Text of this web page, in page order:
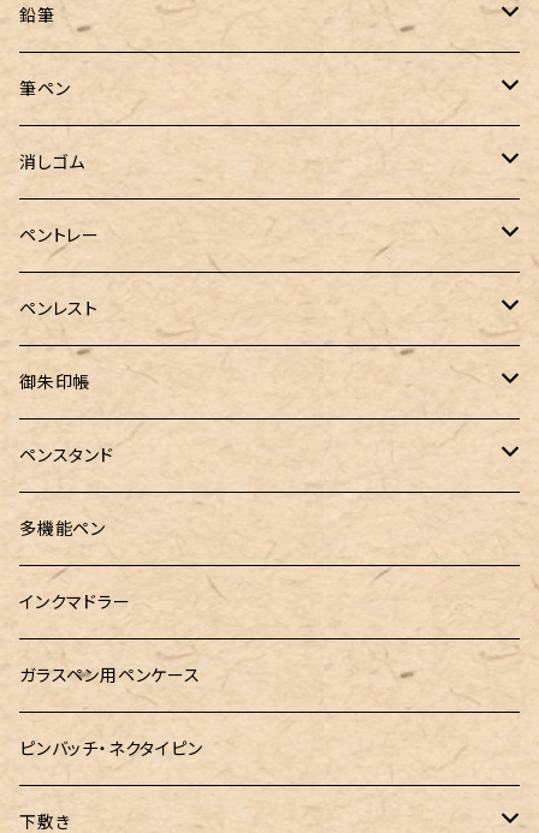
TaG サブマリン万年筆 限定ペン先ゴールドプレート
CROSS（クロス）
Sheaffer（シェーファー）
MONTEVERDE（モンテベルデ）
MONTBLANC（モンブラン）
トライカラーボールペン
バディ【Mark II(マークツー)】
HUGO BOSS (ヒューゴ ボス)
PARKER(パーカー)
CROSS(クロス)
ANTOU（アントウ）
PenC mini
スタイルフィット ゲルインク
RETRO51
RHODIA(ロディア)
ロットリング
マルチペン
Luddite（ラダイト）
MONTEVERDE(モンテベルテ)
LAMY（ラミー）
ぺんてる
ラミー
ラダイト
PILOT（パイロット）
カスタム
RHODIA(ロディア)
KAYOU＋(カーユプラス)
IWI（アイダブリューアイ）
meister by POINT(マイスターバイポイント)
島田小割製材所
Ystudio（ワイスタジオ）
工房sokoharo（そこはろ）
Steef&Co.（スティーフ）
富士瘤クラフト
irofulインクカード
神戸派計画
すずめや
FONTE
ローラーボール 6色キャップ付
鉛筆
サンスター文具
筆ペン
Fonte
消しゴム
消しゴムケース
バハギア&クラフト
ツイスト消しゴム
MONS ORIS (モンズオーリス)
ペントレー
革製ペントレー
ペンレスト
ボルトレッティ
御朱印帳
富士ひのき御朱印帳【巓】
黄金富士ひのき御朱印帳
御朱印帳袋・カバー
CRUCIAL（クルーシャル）御朱印帳
ペンスタンド
Ystudio（ワイスタジオ）
多機能ペン
インクマドラー
ガラスペン用ペンケース
ピンバッチ・ネクタイピン
下敷き